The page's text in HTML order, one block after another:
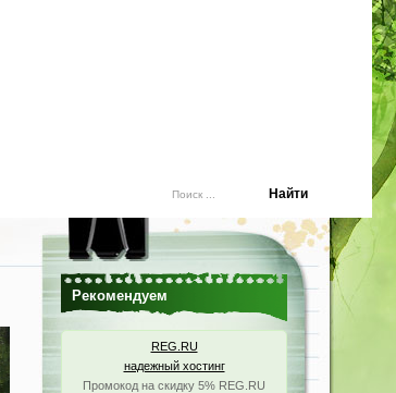
Рекомендуем
REG.RU
надежный хостинг
Промокод на скидку 5% REG.RU